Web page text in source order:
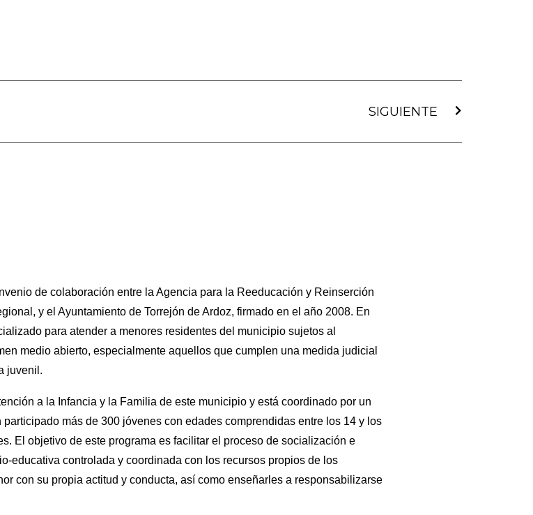
SIGUIENTE
de colaboración entre la Agencia para la Reeducación y Reinserción
y el Ayuntamiento de Torrejón de Ardoz, firmado en el año 2008. En
para atender a menores residentes del municipio sujetos al
medio abierto, especialmente aquellos que cumplen una medida judicial
juvenil.
a la Infancia y la Familia de este municipio y está coordinado por un
más de 300 jóvenes con edades comprendidas entre los 14 y los
El objetivo de este programa es facilitar el proceso de socialización e
educativa controlada y coordinada con los recursos propios de los
con su propia actitud y conducta, así como enseñarles a responsabilizarse